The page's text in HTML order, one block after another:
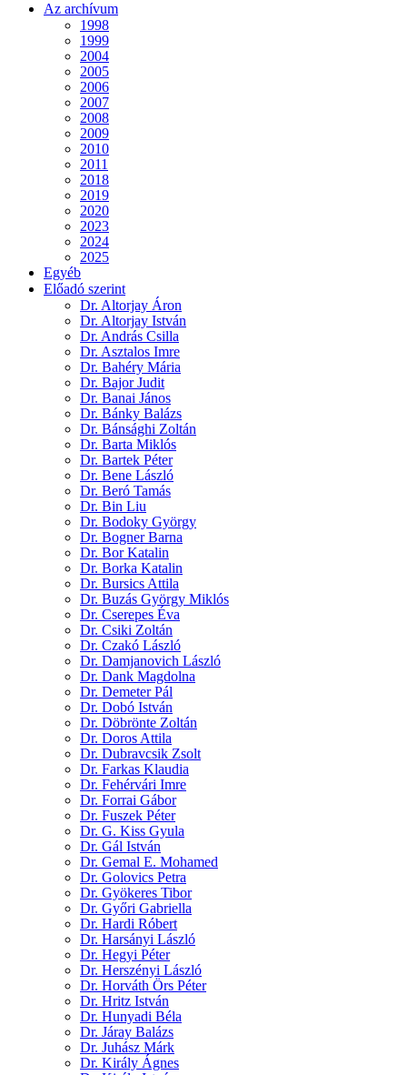
Az archívum
1998
1999
2004
2005
2006
2007
2008
2009
2010
2011
2018
2019
2020
2023
2024
2025
Egyéb
Előadó szerint
Dr. Altorjay Áron
Dr. Altorjay István
Dr. András Csilla
Dr. Asztalos Imre
Dr. Bahéry Mária
Dr. Bajor Judit
Dr. Banai János
Dr. Bánky Balázs
Dr. Bánsághi Zoltán
Dr. Barta Miklós
Dr. Bartek Péter
Dr. Bene László
Dr. Beró Tamás
Dr. Bin Liu
Dr. Bodoky György
Dr. Bogner Barna
Dr. Bor Katalin
Dr. Borka Katalin
Dr. Bursics Attila
Dr. Buzás György Miklós
Dr. Cserepes Éva
Dr. Csiki Zoltán
Dr. Czakó László
Dr. Damjanovich László
Dr. Dank Magdolna
Dr. Demeter Pál
Dr. Dobó István
Dr. Döbrönte Zoltán
Dr. Doros Attila
Dr. Dubravcsik Zsolt
Dr. Farkas Klaudia
Dr. Fehérvári Imre
Dr. Forrai Gábor
Dr. Fuszek Péter
Dr. G. Kiss Gyula
Dr. Gál István
Dr. Gemal E. Mohamed
Dr. Golovics Petra
Dr. Gyökeres Tibor
Dr. Győri Gabriella
Dr. Hardi Róbert
Dr. Harsányi László
Dr. Hegyi Péter
Dr. Herszényi László
Dr. Horváth Örs Péter
Dr. Hritz István
Dr. Hunyadi Béla
Dr. Járay Balázs
Dr. Juhász Márk
Dr. Király Ágnes